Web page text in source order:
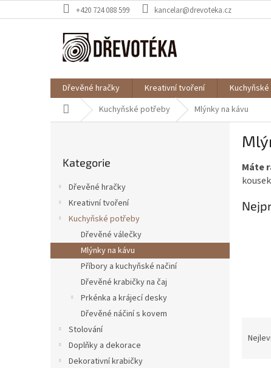
na
+420 724 088 599 kancelar@drevoteka.cz
Dřevěné hračky Kreativní tvoření
Domů Kuchyňské potřeby Mlýnky na kávu
a
kategorie
Kategorie
Dřevěné hračky
Kreativní tvoření
Kuchyňské potřeby
Dřevěné válečky
Mlýnky na kávu
Příbory a kuchyňské načiní
Dřevěné krabičky na čaj
Prkénka a krájecí desky
Dřevěné náčiní s kovem
Stolování
Doplňky a dekorace
Dekorativní krabičky
Máte